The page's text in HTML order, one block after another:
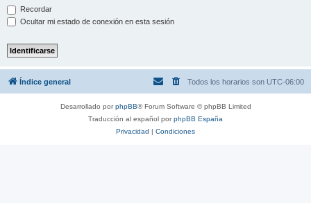
Recordar
Ocultar mi estado de conexión en esta sesión
Índice general Todos los horarios son UTC-06:00
Desarrollado porphpBB® Forum Software © phpBB Limited
Traducción al español porphpBB España
Privacidad | Condiciones